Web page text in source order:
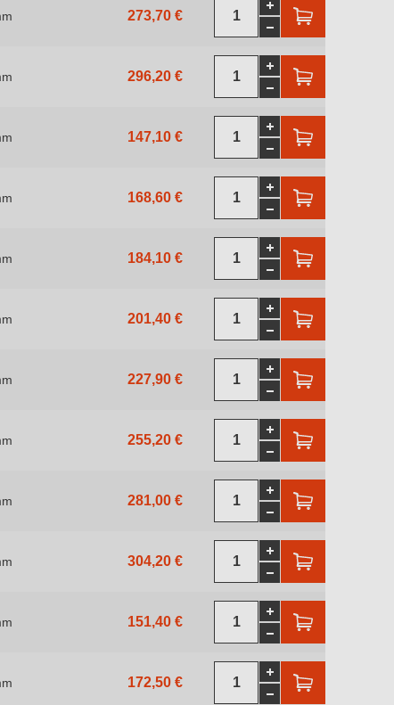
273,70 €
296,20 €
147,10 €
168,60 €
184,10 €
201,40 €
227,90 €
255,20 €
281,00 €
304,20 €
151,40 €
172,50 €